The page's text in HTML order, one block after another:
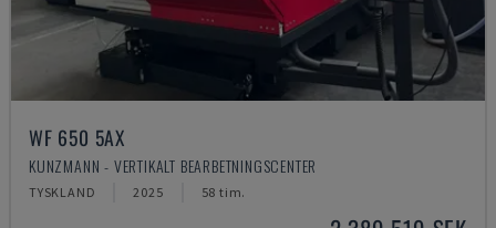
WF 650 5AX
KUNZMANN - VERTIKALT BEARBETNINGSCENTER
TYSKLAND 2025 58 tim.